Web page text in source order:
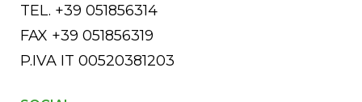
TEL. +39 051856314
FAX +39 051856319
P.IVA IT 00520381203